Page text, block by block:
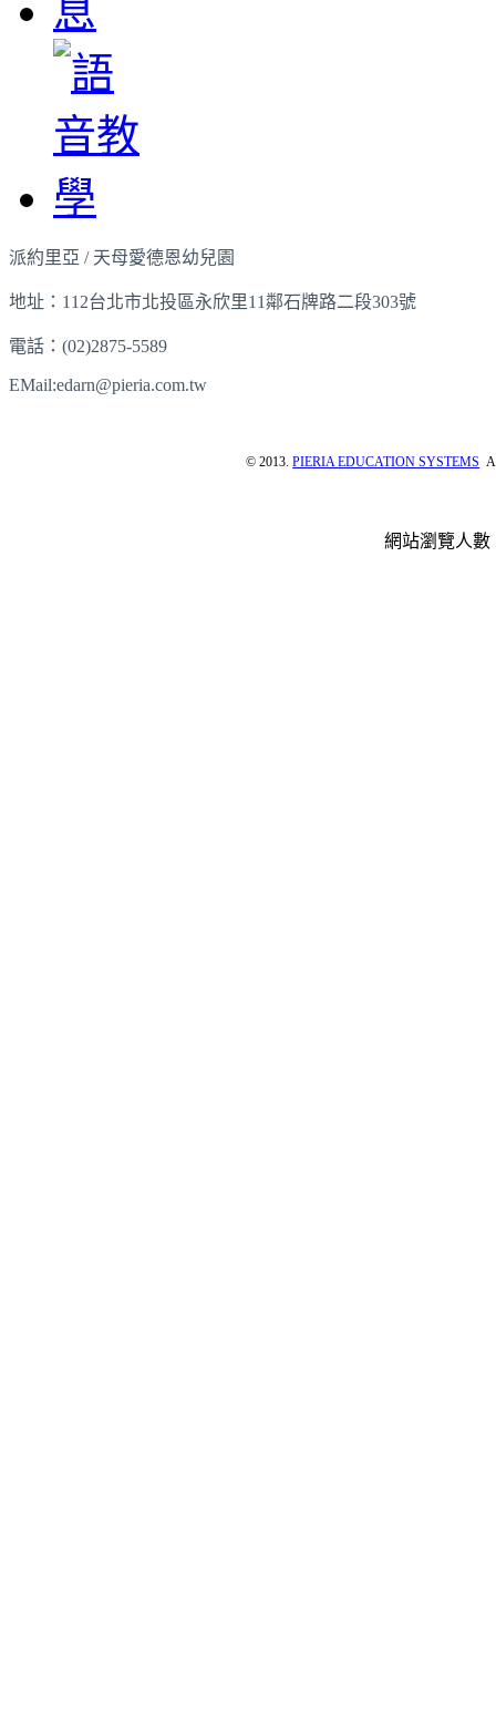
派約里亞 / 天母愛德恩幼兒園
地址：112台北市北投區永欣里11鄰石牌路二段303號
電話：(02)2875-5589
EMail:edarn@pieria.com.tw
© 2013.PIERIA EDUCATION SYSTEMS
網站瀏覽人數